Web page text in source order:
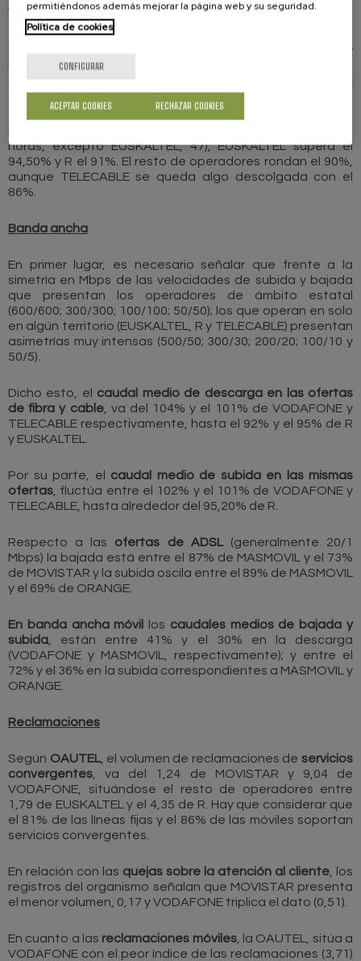
VODAFONE, 0,89%.
tiempo de
reparación de averías
aproxima a las 100 horas. En el otro extremo, EUSKALTEL
emplea 47 horas.
horas, excepto EUSKALTEL, 47), EUSKALTEL supera el
94,50% y R el 91%. El resto de operadores rondan el 90%,
aunque TELECABLE se queda algo descolgada con el
86%.
Banda ancha
En primer lugar, es necesario señalar que frente a la
simetría en Mbps de las velocidades de subida y bajada
que presentan los operadores de ámbito estatal
(600/600; 300/300; 100/100; 50/50); los que operan en solo
en algún territorio (EUSKALTEL, R y TELECABLE) presentan
asimetrías muy intensas (500/50; 300/30; 200/20; 100/10 y
50/5).
Dicho esto, el caudal medio de descarga en las ofertas
de fibra y cable, va del 104% y el 101% de VODAFONE y
TELECABLE respectivamente, hasta el 92% y el 95% de R
y EUSKALTEL.
Por su parte, el caudal medio de subida en las mismas
ofertas , fluctúa entre el 102% y el 101% de VODAFONE y
TELECABLE, hasta alrededor del 95,20% de R.
Respecto a las ofertas de ADSL(generalmente 20/1
Mbps) la bajada está entre el 87% de MASMOVIL y el 73%
de MOVISTAR y la subida oscila entre el 89% de MASMOVIL
y el 69% de ORANGE.
En banda ancha móvil los caudales medios de bajada y
subida , están entre 41% y el 30% en la descarga
(VODAFONE y MASMOVIL, respectivamente); y entre el
72% y el 36% en la subida correspondientes a MASMOVIL y
ORANGE.
Reclamaciones
Según OAUTEL, el volumen de reclamaciones deservicios
convergentes , va del 1,24 de MOVISTAR y 9,04 de
VODAFONE, situándose el resto de operadores entre
1,79 de EUSKALTEL y el 4,35 de R. Hay que considerar que
el 81% de las líneas fijas y el 86% de las móviles soportan
servicios convergentes.
En relación con las quejas sobre la atención al cliente , los
registros del organismo señalan que MOVISTAR presenta
el menor volumen, 0,17 y VODAFONE triplica el dato (0,51).
En cuanto a las reclamaciones móviles, la OAUTEL, sitúa a
VODAFONE con el peor índice de las reclamaciones (3,71)
permitiéndonos además mejorar la página web y su seguridad.
Política de cookies
CONFIGURAR
RECHAZAR COOKIES
ACEPTAR COOKIES